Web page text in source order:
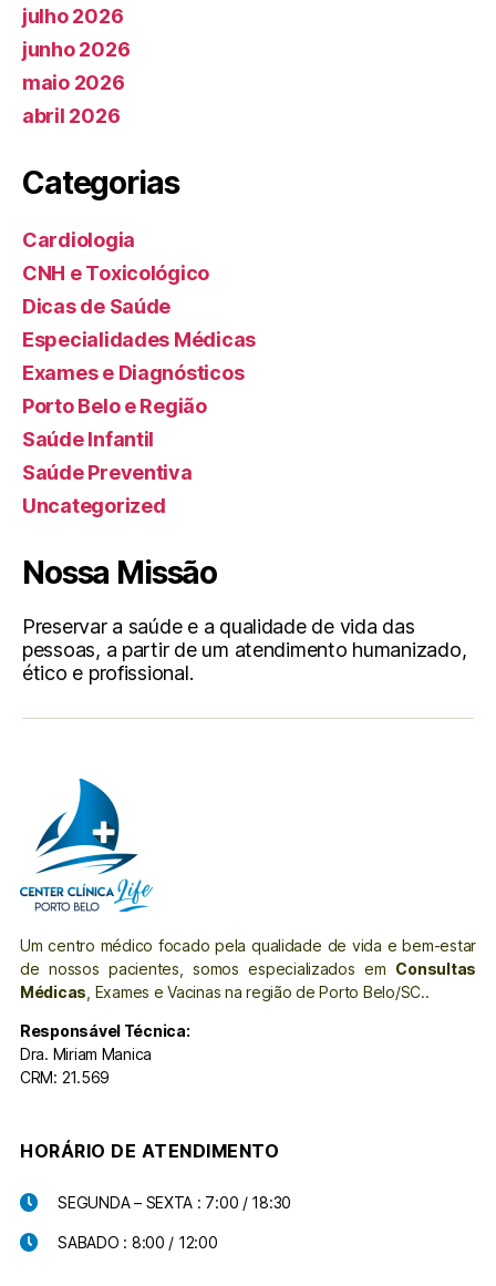
julho 2026
junho 2026
maio 2026
abril 2026
Categorias
Cardiologia
CNH e Toxicológico
Dicas de Saúde
Especialidades Médicas
Exames e Diagnósticos
Porto Belo e Região
Saúde Infantil
Saúde Preventiva
Uncategorized
Nossa Missão
Preservar a saúde e a qualidade de vida das
pessoas, a partir de um atendimento humanizado,
ético e profissional.
Um centro médico focado pela qualidade de vida e bem-estar
de nossos pacientes, somos especializados em Consultas
Médicas , Exames e Vacinas na região de Porto Belo/SC..
Responsável Técnica:
Dra. Miriam Manica
CRM: 21.569
HORÁRIO DE ATENDIMENTO
SEGUNDA – SEXTA : 7:00 / 18:30
SABADO : 8:00 / 12:00